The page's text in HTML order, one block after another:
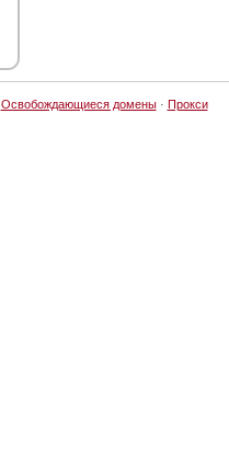
Освобождающиеся домены· Прокси